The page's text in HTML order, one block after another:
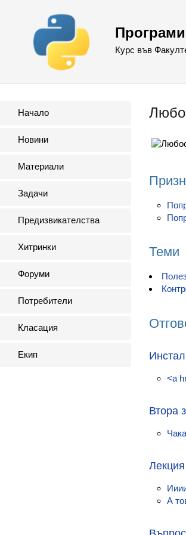
Курс във
Начало
Новини
Материали
Задачи
Предизвикателства
Хитринки
Форуми
Потребители
Класация
Екип
Теми
<a
Втора
А